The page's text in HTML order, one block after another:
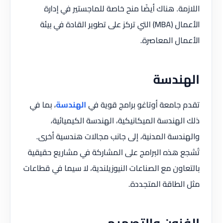
اللازمة. هناك أيضًا منح خاصة للماجستير في إدارة
الأعمال (MBA) التي تركز على تطوير القادة في بيئة
الأعمال المعاصرة.
الهندسة
تقدم جامعة أوتاغو برامج قوية فيالهندسة، بما في
ذلك الهندسة الميكانيكية، الهندسة الكيميائية،
والهندسة المدنية، إلى جانب مجالات هندسية أخرى.
تُشجع هذه البرامج على المشاركة في مشاريع حقيقية
بالتعاون مع الصناعات النيوزيلندية، لا سيما في قطاعات
مثل الطاقة المتجددة.